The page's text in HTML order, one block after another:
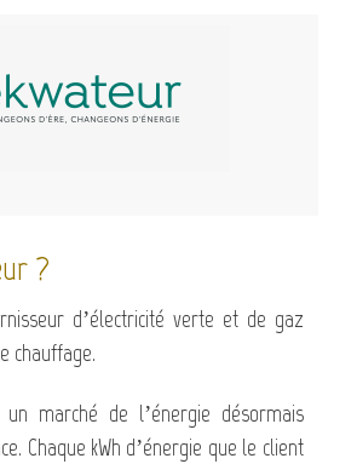
?
d’électricité verte et de gaz
chauffage.
marché de l’énergie désormais
Chaque kWh d’énergie que le client